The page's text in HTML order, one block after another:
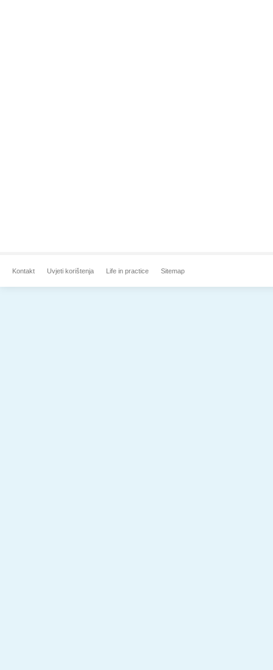
Kontakt Uvjeti korištenja Life in practice Sitemap